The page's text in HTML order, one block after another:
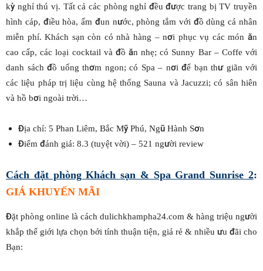
kỳ nghỉ thú vị. Tất cả các phòng nghỉ đều được trang bị TV truyền
hình cáp, điều hòa, ấm đun nước, phòng tắm với đồ dùng cá nhân
miễn phí. Khách sạn còn có nhà hàng – nơi phục vụ các món ăn
cao cấp, các loại cocktail và đồ ăn nhẹ; có Sunny Bar – Coffe với
danh sách đồ uống thơm ngon; có Spa – nơi để bạn thư giãn với
các liệu pháp trị liệu cùng hệ thống Sauna và Jacuzzi; có sân hiên
và hồ bơi ngoài trời…
Địa chỉ: 5 Phan Liêm, Bắc Mỹ Phú, Ngũ Hành Sơn
Điểm đánh giá: 8.3 (tuyệt vời) – 521 người review
Cách đặt phòngKhách sạn & Spa Grand Sunrise 2:
GIÁ KHUYẾN MÃI
Đặt phòng online là cách dulichkhampha24.com & hàng triệu người
khắp thế giới lựa chọn bởi tính thuận tiện, giá rẻ & nhiều ưu đãi cho
Bạn: